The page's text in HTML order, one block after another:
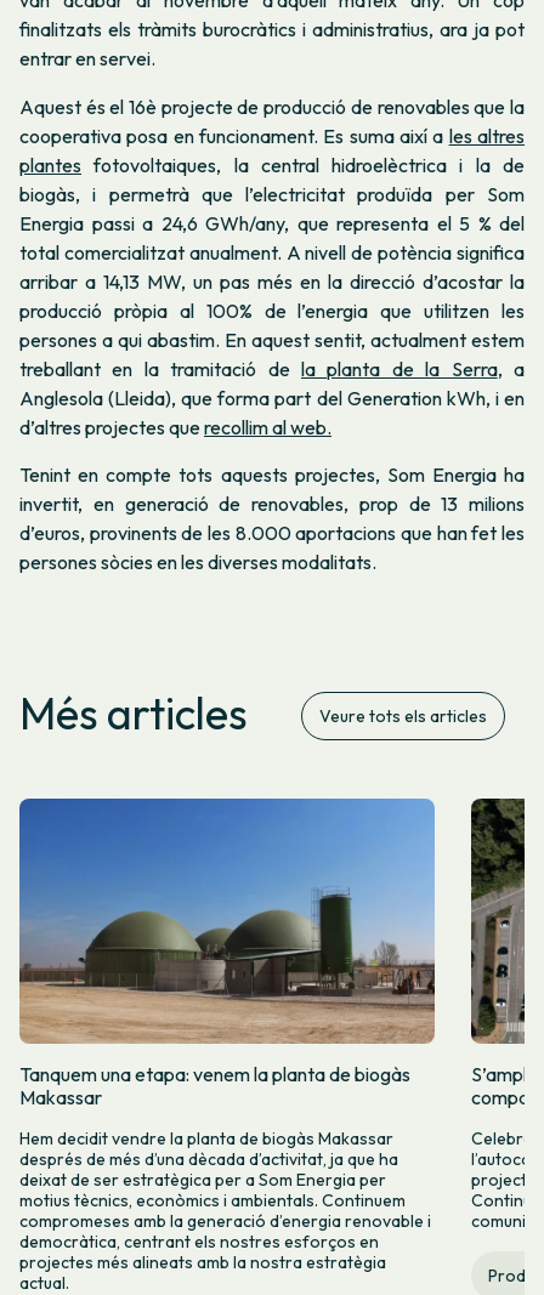
finalitzats els tràmits burocràtics i administratius, ara ja pot
entrar en servei.
Aquest és el 16è projecte de producció de renovables que la
cooperativa posa en funcionament. Es suma així a les altres
plantes fotovoltaiques, la central hidroelèctrica i la de
biogàs, i permetrà que l’electricitat produïda per Som
Energia passi a 24,6 GWh/any, que representa el 5 % del
total comercialitzat anualment. A nivell de potència significa
arribar a 14,13 MW, un pas més en la direcció d’acostar la
producció pròpia al 100% de l’energia que utilitzen les
persones a qui abastim. En aquest sentit, actualment estem
treballant en la tramitació de la planta de la Serra, a
Anglesola (Lleida), que forma part del Generation kWh, i en
d’altres projectes querecollim al web.
Tenint en compte tots aquests projectes, Som Energia ha
invertit, en generació de renovables, prop de 13 milions
d’euros, provinents de les 8.000 aportacions que han fet les
persones sòcies en les diverses modalitats.
Més articles Veure tots els articles
Tanquem una etapa: venem la planta de biogàs
Makassar
Hem decidit vendre la planta de biogàs Makassar
després de més d’una dècada d’activitat, ja que ha
deixat de ser estratègica per a Som Energia per
motius tècnics, econòmics i ambientals. Continuem
compromeses amb la generació d’energia renovable i
democràtica, centrant els nostres esforços en
projectes més alineats amb la nostra estratègia
actual.